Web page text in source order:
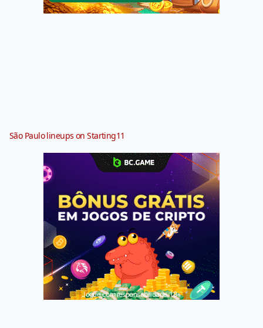
São Paulo lineups on Starting11
Jogue com responsabilidade. 18+